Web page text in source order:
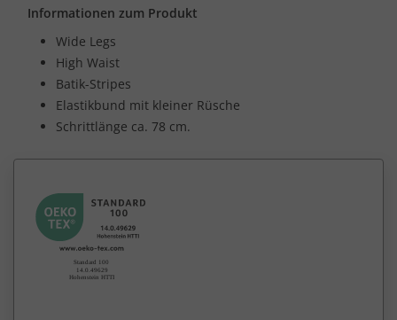
Informationen zum Produkt
Wide Legs
High Waist
Batik-Stripes
Elastikbund mit kleiner Rüsche
Schrittlänge ca. 78 cm.